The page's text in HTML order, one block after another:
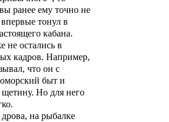
ранее ему точно не
тонул в
кабана.
не остались в
кадров. Например,
что он с
быт и
Но для него
на рыбалке